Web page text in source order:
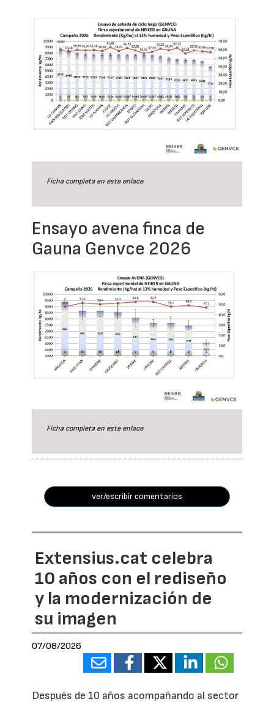
Ficha completa en este enlace
Ensayo avena finca de
Gauna Genvce 2026
Ficha completa en este enlace
ver/escribir comentarios
Extensius.cat celebra
10 años con el rediseño
y la modernización de
su imagen
07/08/2026
Después de 10 años acompañando al sector